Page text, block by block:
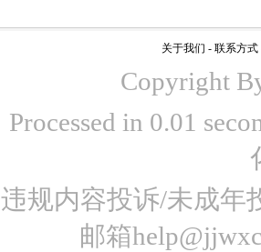
关于我们 - 联系方式
Copyright
Processed in 0.01
违规内容投诉/未成年
邮箱